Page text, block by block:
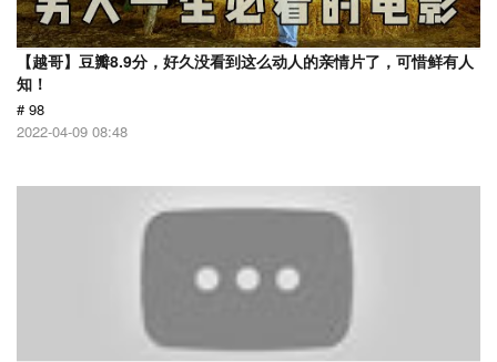
【越哥】豆瓣8.9分，好久没看到这么动人的亲情片了，可惜鲜有人
知！
# 98
2022-04-09 08:48